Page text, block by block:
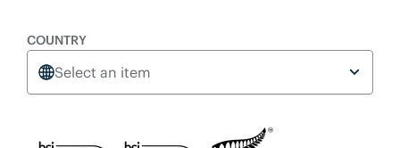
COUNTRY
Select an item